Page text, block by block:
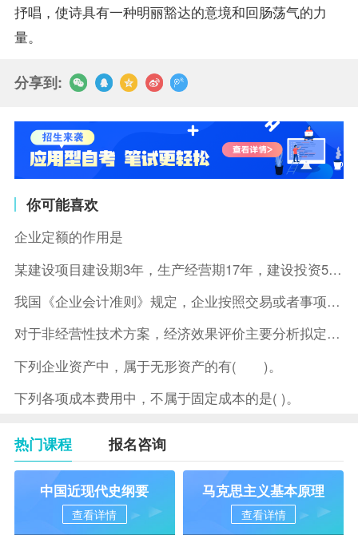
抒唱，使诗具有一种明丽豁达的意境和回肠荡气的力
量。
分享到:
你可能喜欢
企业定额的作用是
某建设项目建设期3年，生产经营期17年，建设投资5500万元
我国《企业会计准则》规定，企业按照交易或者事项的经济特征确定
对于非经营性技术方案，经济效果评价主要分析拟定方案的( )。
下列企业资产中，属于无形资产的有( )。
下列各项成本费用中，不属于固定成本的是( )。
热门课程 报名咨询
中国近现代史纲要
查看详情
马克思主义基本原理
查看详情